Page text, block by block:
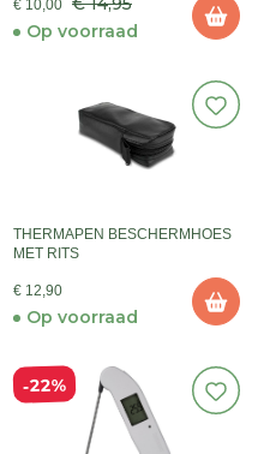
€ 10,00
Op voorraad
THERMAPEN BESCHERMHOES
MET RITS
€ 12,90
Op voorraad
22%